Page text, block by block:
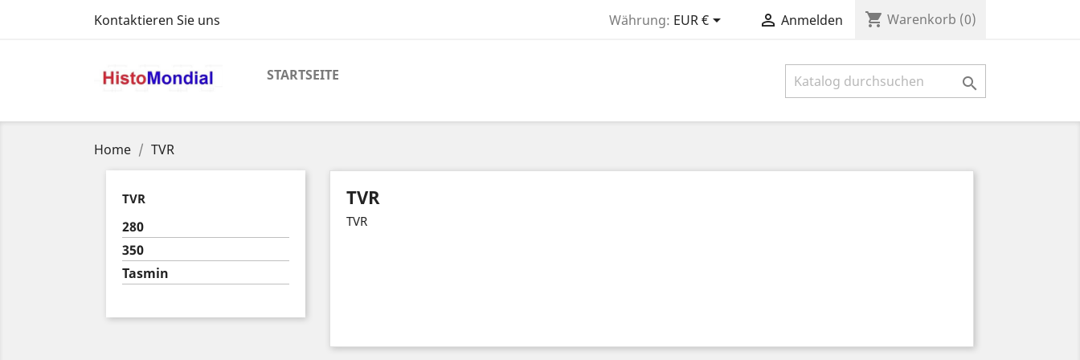
Kontaktieren Sie uns Währung: EUR €  Anmelden shopping_cart Warenkorb (0)
STARTSEITE 
Home TVR
TVR
280
350
Tasmin
TVR
TVR